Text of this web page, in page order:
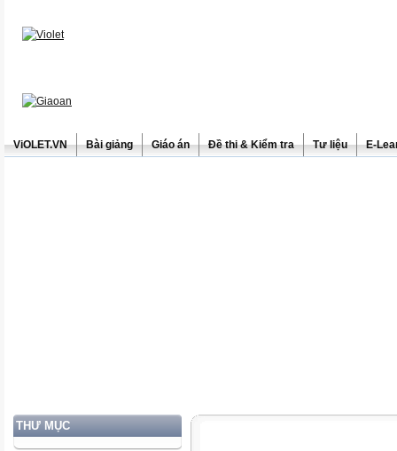
ViOLET.VN Bài giảng Giáo án Đề thi & Kiểm tra Tư liệu E-
THƯ MỤC